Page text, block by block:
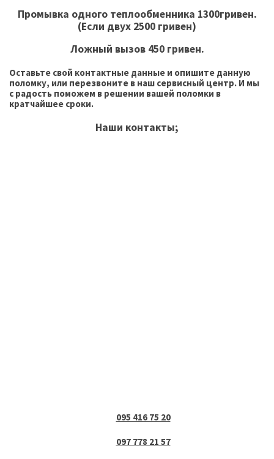
Промывка одного теплообменника 1300гривен.
(Если двух 2500 гривен)
Ложный вызов 450 гривен.
Оставьте свой контактные данные и опишите данную
поломку, или перезвоните в наш сервисный центр. И мы
с радость поможем в решении вашей поломки в
кратчайшее сроки.
Наши контакты;
095 416 75 20
097 778 21 57